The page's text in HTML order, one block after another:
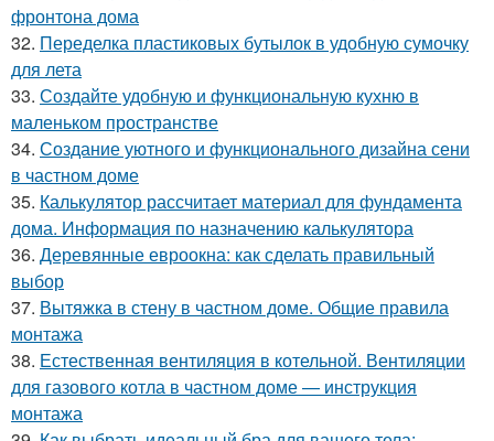
фронтона дома
32. Переделка пластиковых бутылок в удобную сумочку
для лета
33. Создайте удобную и функциональную кухню в
маленьком пространстве
34. Создание уютного и функционального дизайна сени
в частном доме
35. Калькулятор рассчитает материал для фундамента
дома. Информация по назначению калькулятора
36. Деревянные евроокна: как сделать правильный
выбор
37. Вытяжка в стену в частном доме. Общие правила
монтажа
38. Естественная вентиляция в котельной. Вентиляции
для газового котла в частном доме — инструкция
монтажа